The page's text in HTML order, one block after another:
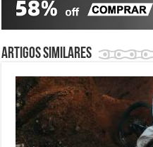
Artigos similares